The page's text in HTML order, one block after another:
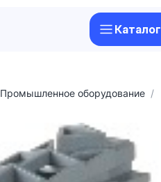
Каталог
Промышленное оборудование